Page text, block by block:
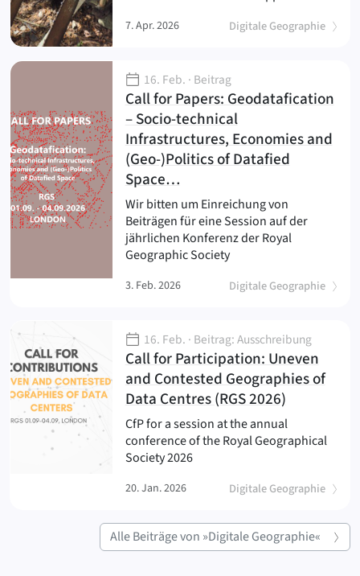
Digitale Geographie
7. Apr. 2026
Call for Papers: Geodatafication
– Socio-technical
Infrastructures, Economies and
(Geo-)Politics of Datafied
Space…(
16. Feb. · Beitrag
Digitale Geographie
)
Wir bitten um Einreichung von
Beiträgen für eine Session auf der
jährlichen Konferenz der Royal
Geographic Society
3. Feb. 2026
Call for Participation: Uneven
and Contested Geographies of
Data Centres (RGS 2026)(
16. Feb. · Beitrag: Ausschreibung
Digitale Geographie
)
CfP for a session at the annual
conference of the Royal Geographical
Society 2026
20. Jan. 2026
Alle Beiträge von »Digitale Geographie«